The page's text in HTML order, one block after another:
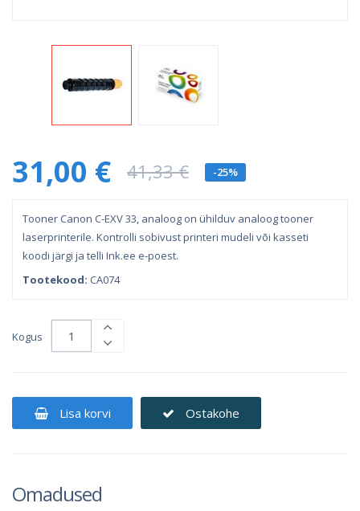
31,00 € 41,33 € -25%
Tooner Canon C-EXV 33, analoog on ühilduv analoog tooner
laserprinterile. Kontrolli sobivust printeri mudeli või kasseti
koodi järgi ja telli Ink.ee e-poest.
Tootekood: CA074
Kogus
Lisa korvi Ostakohe
Omadused